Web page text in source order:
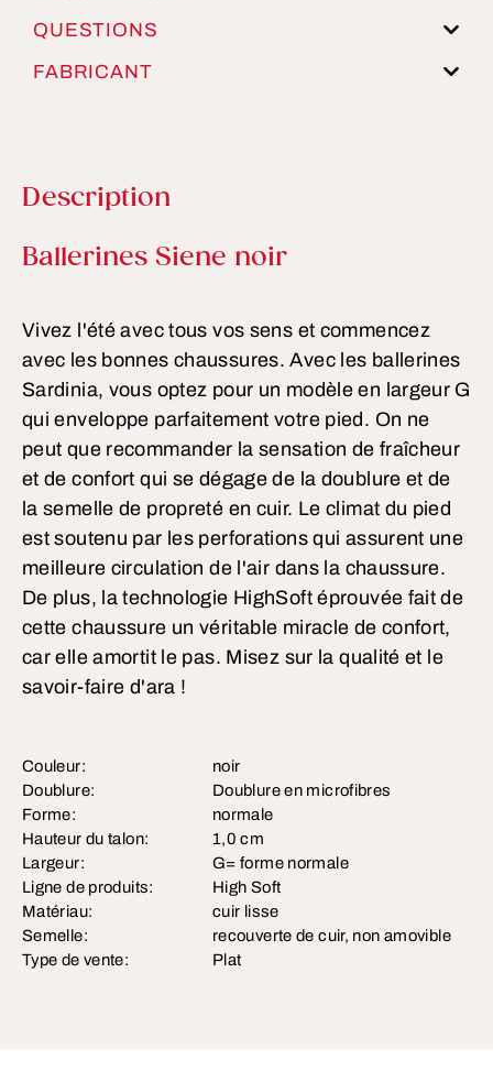
QUESTIONS
FABRICANT
Description
Informations sur le produit
Ballerines Siene noir
Vivez l'été avec tous vos sens et commencez
avec les bonnes chaussures. Avec les ballerines
Sardinia, vous optez pour un modèle en largeur G
qui enveloppe parfaitement votre pied. On ne
peut que recommander la sensation de fraîcheur
et de confort qui se dégage de la doublure et de
la semelle de propreté en cuir. Le climat du pied
est soutenu par les perforations qui assurent une
meilleure circulation de l'air dans la chaussure.
De plus, la technologie HighSoft éprouvée fait de
cette chaussure un véritable miracle de confort,
car elle amortit le pas. Misez sur la qualité et le
savoir-faire d'ara !
Couleur:
noir
Doublure:
Doublure en microfibres
Forme:
normale
Hauteur du talon:
1,0 cm
Largeur:
G= forme normale
Ligne de produits:
High Soft
Matériau:
cuir lisse
Semelle:
recouverte de cuir, non amovible
Type de vente:
Plat